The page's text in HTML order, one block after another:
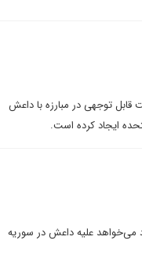
توجهی در مبارزه با داعش
ایجاد کرده است.
می‌خواهد علیه داعش در سوریه